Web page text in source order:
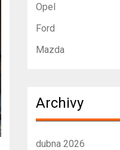
Opel
Ford
Mazda
Archivy
dubna 2026